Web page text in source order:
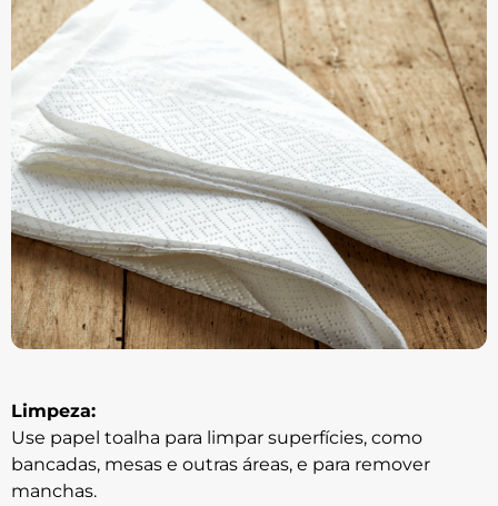
Limpeza:
Use papel toalha para limpar superfícies, como
bancadas, mesas e outras áreas, e para remover
manchas.